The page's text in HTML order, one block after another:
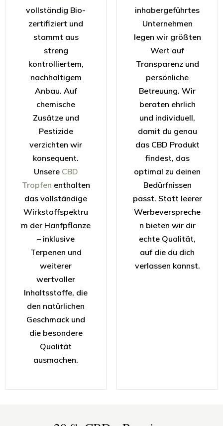
vollständig Bio-
zertifiziert und
stammt aus
streng
kontrolliertem,
nachhaltigem
Anbau. Auf
chemische
Zusätze und
Pestizide
verzichten wir
konsequent.
Unsere CBD
Tropfen enthalten
das vollständige
Wirkstoffspektru
m der Hanfpflanze
– inklusive
Terpenen und
weiterer
wertvoller
Inhaltsstoffe, die
den natürlichen
Geschmack und
die besondere
Qualität
ausmachen.
inhabergeführtes
Unternehmen
legen wir größten
Wert auf
Transparenz und
persönliche
Betreuung. Wir
beraten ehrlich
und individuell,
damit du genau
das CBD Produkt
findest, das
optimal zu deinen
Bedürfnissen
passt. Statt leerer
Werbeverspreche
n bieten wir dir
echte Qualität,
auf die du dich
verlassen kannst.